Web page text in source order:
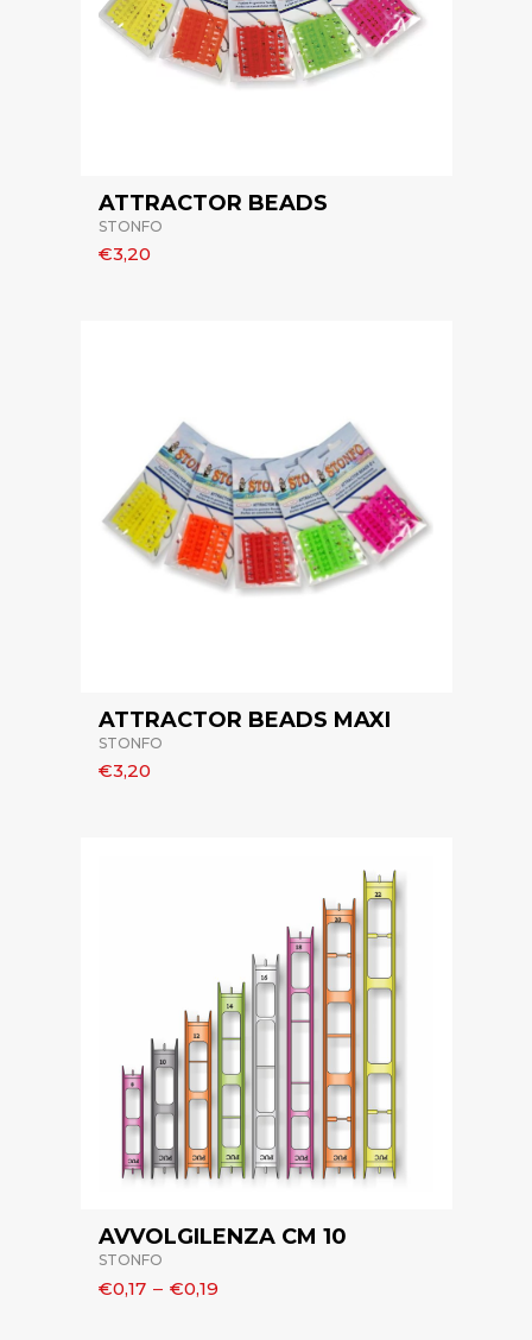
ATTRACTOR BEADS
STONFO
€3,20
ATTRACTOR BEADS MAXI
STONFO
€3,20
AVVOLGILENZA CM 10
STONFO
€0,17 – €0,19